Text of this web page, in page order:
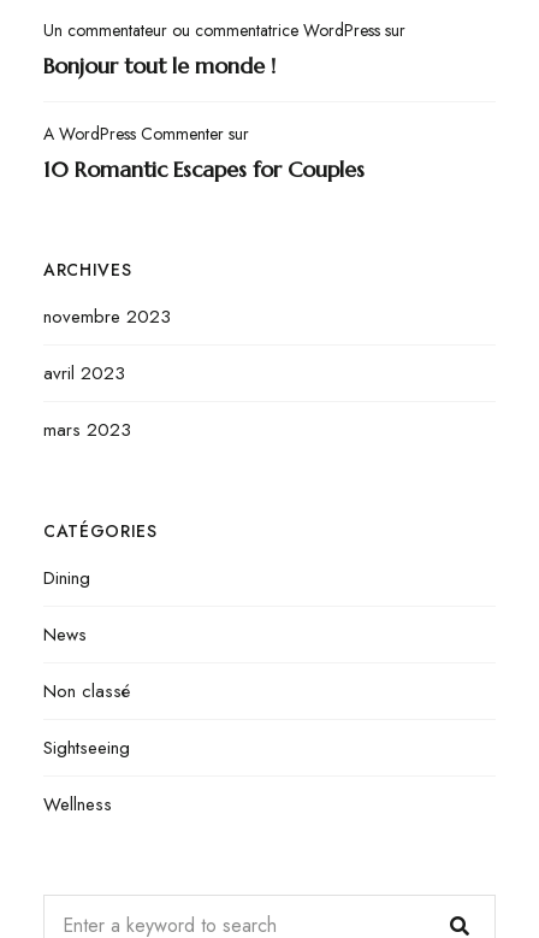
Un commentateur ou commentatrice WordPresssur
Bonjour tout le monde !
A WordPress Commentersur
10 Romantic Escapes for Couples
ARCHIVES
novembre 2023
avril 2023
mars 2023
CATÉGORIES
Dining
News
Non classé
Sightseeing
Wellness